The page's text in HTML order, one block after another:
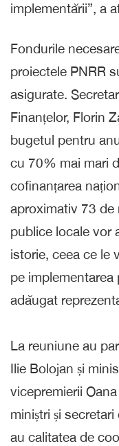
implementării”, a
Fondurile
proiectele PNRR
asigurate.
Finanțelor, Florin
bugetul pentru
cu 70% mai mari
cofinanțarea
aproximativ 73 de
publice locale vor
istorie, ceea ce le
pe implementarea
adăugat
La reuniune au
Ilie Bolojan și
vicepremierii
miniștri și
au calitatea de